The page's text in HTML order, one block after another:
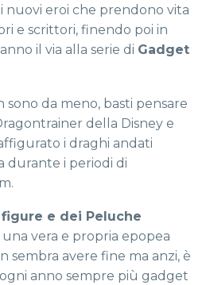
nuovi eroi che prendono vita
e scrittori, finendo poi in
il via alla serie di Gadget
sono da meno, basti pensare
della Disney e
i draghi andati
durante i periodi di
e dei Peluche
una vera e propria epopea
sembra avere fine ma anzi, è
anno sempre più gadget